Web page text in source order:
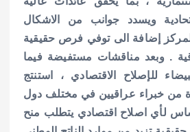
ويسدد جوانب من الاشكال
إضافة الى توفي فرص حقيقية
. وبعد مناقشات مستفيضة فيما
للإصلاح الاقتصادي ، استنتج
من خبراء عراقيين في مختلف دول
لأي اصلاح اقتصادي يتطلب منح